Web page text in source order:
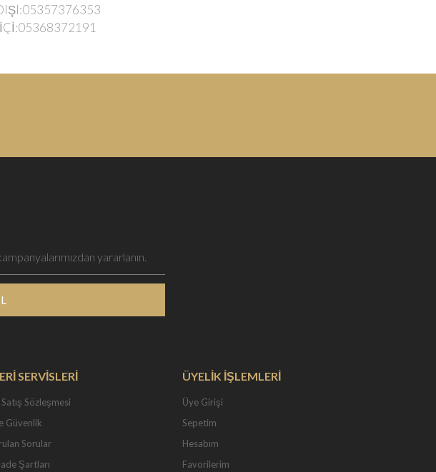
SERVİSLERİ
Sözleşmesi
Güvenlik
Sorular
Şartları
ÜYELİK İŞLEMLERİ
Üye Girişi
Sepetim
Hesabım
Favorilerim